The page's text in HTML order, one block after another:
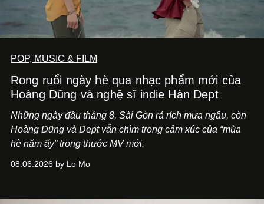
POP, MUSIC & FILM
Rong ruổi ngày hè qua nhạc phẩm mới của
Hoàng Dũng và nghệ sĩ indie Hàn Dept
Những ngày đầu tháng 8, Sài Gòn rả rích mưa ngâu, còn
Hoàng Dũng và Dept vẫn chìm trong cảm xúc của “mùa
hè năm ấy” trong thước MV mới.
08.06.2026 by Lo Mo